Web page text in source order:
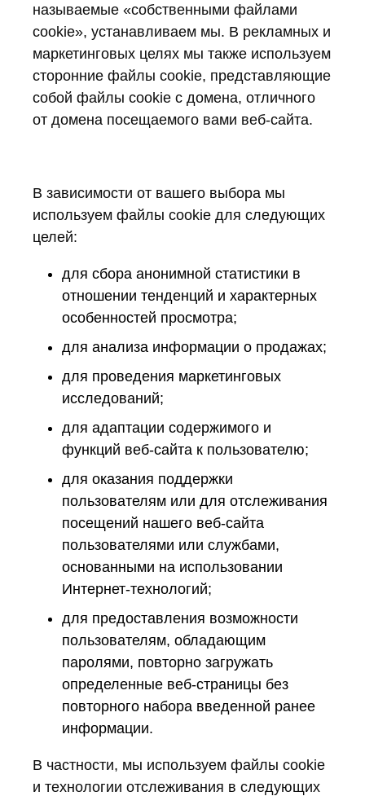
называемые «собственными файлами
cookie», устанавливаем мы. В рекламных и
маркетинговых целях мы также используем
сторонние файлы cookie, представляющие
собой файлы cookie с домена, отличного
от домена посещаемого вами веб-сайта.
В зависимости от вашего выбора мы
используем файлы cookie для следующих
целей:
для сбора анонимной статистики в
отношении тенденций и характерных
особенностей просмотра;
для анализа информации о продажах;
для проведения маркетинговых
исследований;
для адаптации содержимого и
функций веб-сайта к пользователю;
для оказания поддержки
пользователям или для отслеживания
посещений нашего веб-сайта
пользователями или службами,
основанными на использовании
Интернет-технологий;
для предоставления возможности
пользователям, обладающим
паролями, повторно загружать
определенные веб-страницы без
повторного набора введенной ранее
информации.
В частности, мы используем файлы cookie
и технологии отслеживания в следующих